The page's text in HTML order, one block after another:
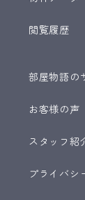
閲覧履歴
部屋物語の
お客様の声
スタッフ紹
プライバシ